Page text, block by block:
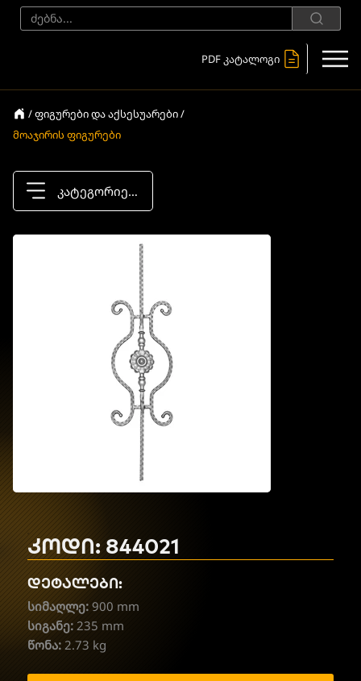
PDF კატალოგი
/ ფიგურები და აქსესუარები /
მოაჯირის ფიგურები
კატეგორიები
კოდი: 844021
დეტალები:
სიმაღლე: 900 mm
სიგანე: 235 mm
წონა: 2.73 kg